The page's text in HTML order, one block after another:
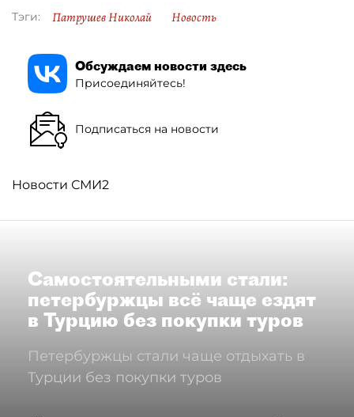
Тэги: Патрушев Николай Новость
Обсуждаем новости здесь
Присоединяйтесь!
Подписаться на новости
Новости СМИ2
Самостоятельными стали:
петербуржцы всё чаще ездят
в Турцию без покупки туров
Петербуржцы стали чаще отдыхать в
Турции без покупки туров